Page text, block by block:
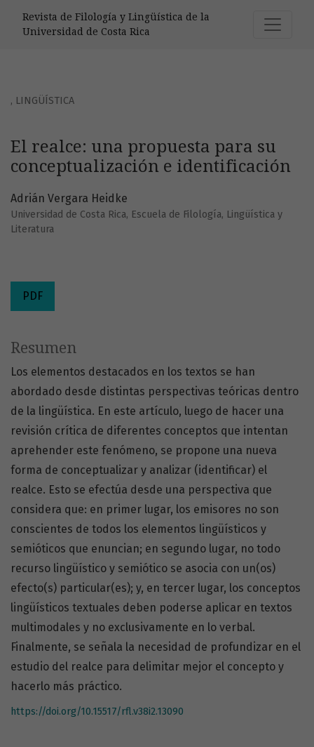
Revista de Filología y Lingüística de la
Universidad de Costa Rica
, LINGÜÍSTICA
El realce: una propuesta para su
conceptualización e identificación
Adrián Vergara Heidke
Universidad de Costa Rica, Escuela de Filología, Lingüística y
Literatura
PDF
Resumen
Los elementos destacados en los textos se han
abordado desde distintas perspectivas teóricas dentro
de la lingüística. En este artículo, luego de hacer una
revisión crítica de diferentes conceptos que intentan
aprehender este fenómeno, se propone una nueva
forma de conceptualizar y analizar (identificar) el
realce. Esto se efectúa desde una perspectiva que
considera que: en primer lugar, los emisores no son
conscientes de todos los elementos lingüísticos y
semióticos que enuncian; en segundo lugar, no todo
recurso lingüístico y semiótico se asocia con un(os)
efecto(s) particular(es); y, en tercer lugar, los conceptos
lingüísticos textuales deben poderse aplicar en textos
multimodales y no exclusivamente en lo verbal.
Finalmente, se señala la necesidad de profundizar en el
estudio del realce para delimitar mejor el concepto y
hacerlo más práctico.
https://doi.org/10.15517/rfl.v38i2.13090